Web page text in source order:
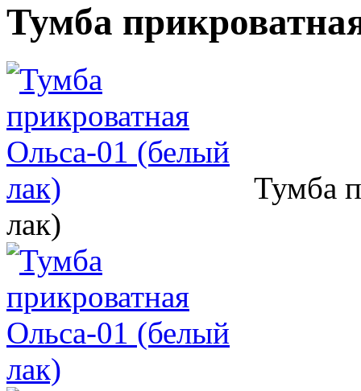
Тумба
Тумба
лак)